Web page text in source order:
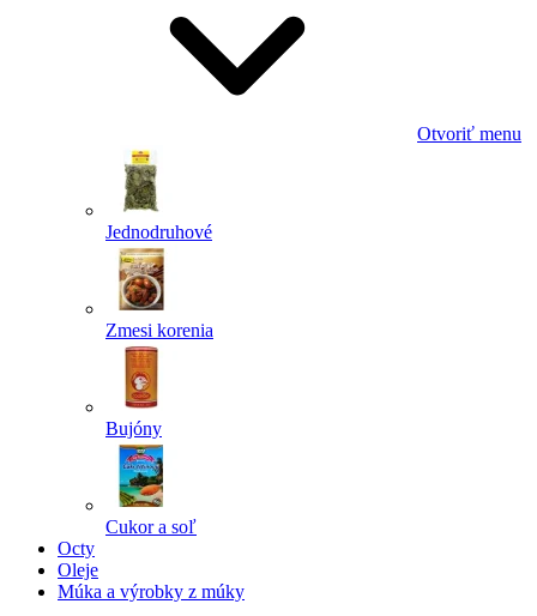
Otvoriť menu
Jednodruhové
Zmesi korenia
Bujóny
Cukor a soľ
Octy
Oleje
Múka a výrobky z múky